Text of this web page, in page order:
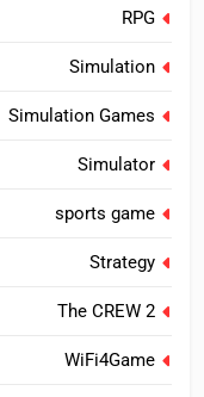
RPG
Simulation
Simulation Games
Simulator
sports game
Strategy
The CREW 2
WiFi4Game